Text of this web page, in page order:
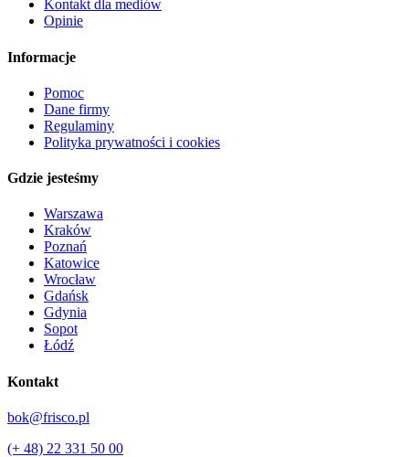
Kontakt dla mediów
Opinie
Informacje
Pomoc
Dane firmy
Regulaminy
Polityka prywatności i cookies
Gdzie jesteśmy
Warszawa
Kraków
Poznań
Katowice
Wrocław
Gdańsk
Gdynia
Sopot
Łódź
Kontakt
bok@frisco.pl
(+ 48) 22 331 50 00